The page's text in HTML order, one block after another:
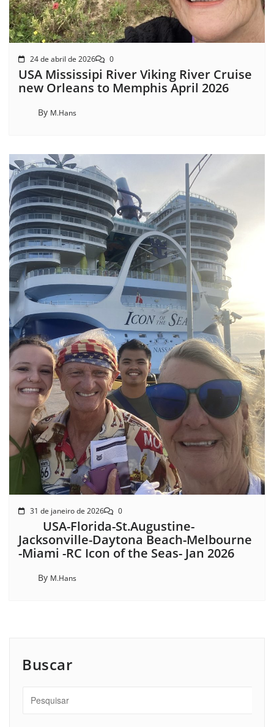
24 de abril de 2026 0
USA Mississipi River Viking River Cruise
new Orleans to Memphis April 2026
By M.Hans
31 de janeiro de 2026 0
USA-Florida-St.Augustine-
Jacksonville-Daytona Beach-Melbourne
-Miami -RC Icon of the Seas- Jan 2026
By M.Hans
Buscar